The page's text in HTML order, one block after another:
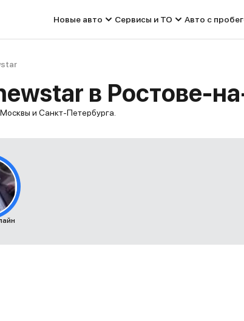
Новые авто Сервисы и ТО Авто с
в Ростове-
и Санкт-Петербурга.